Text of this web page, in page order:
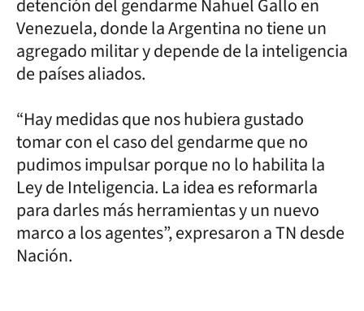
detención del gendarme Nahuel Gallo en
Venezuela, donde la Argentina no tiene un
agregado militar y depende de la inteligencia
de países aliados.
“Hay medidas que nos hubiera gustado
tomar con el caso del gendarme que no
pudimos impulsar porque no lo habilita la
Ley de Inteligencia. La idea es reformarla
para darles más herramientas y un nuevo
marco a los agentes”, expresaron a TN desde
Nación.